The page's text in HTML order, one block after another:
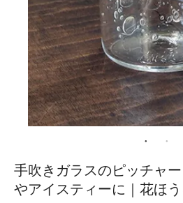
手吹きガラスのピッチャ
やアイスティーに｜花ほ